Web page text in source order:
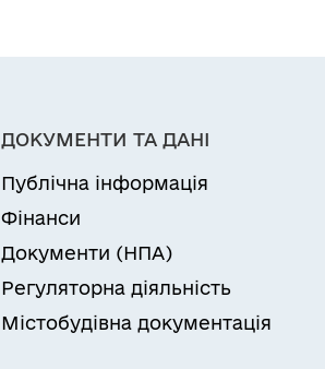
ДОКУМЕНТИ ТА ДАНІ
Публічна інформація
Фінанси
Документи (НПА)
Регуляторна діяльність
Містобудівна документація